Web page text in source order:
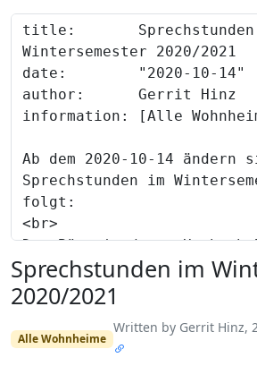
Content to preview
Sprechstunden im
2020/2021
Alle Wohnheime
Written by Gerrit Hinz,